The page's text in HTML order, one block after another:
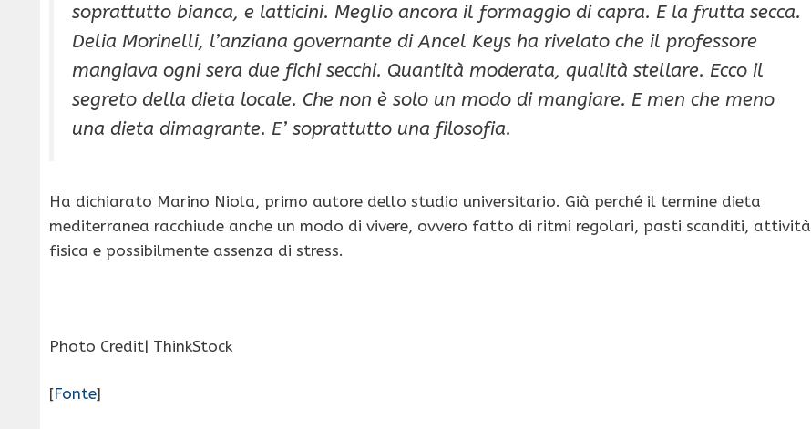
soprattutto bianca, e latticini. Meglio ancora il formaggio di capra. E la frutta secca.
Delia Morinelli, l’anziana governante di Ancel Keys ha rivelato che il professore
mangiava ogni sera due fichi secchi. Quantità moderata, qualità stellare. Ecco il
segreto della dieta locale. Che non è solo un modo di mangiare. E men che meno
una dieta dimagrante. E’ soprattutto una filosofia.
Ha dichiarato Marino Niola, primo autore dello studio universitario. Già perché il termine dieta
mediterranea racchiude anche un modo di vivere, ovvero fatto di ritmi regolari, pasti scanditi, attività
fisica e possibilmente assenza di stress.
Photo Credit| ThinkStock
[Fonte]